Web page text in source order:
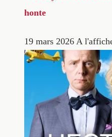
honte
19 mars 2026 A